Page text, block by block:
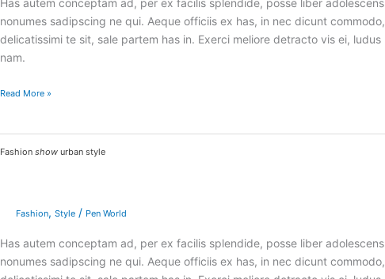
nonumes sadipscing ne qui. Aeque officiis ex has, in nec dicunt
delicatissimi te sit, sale partem has in. Exerci meliore detracto vis ei,
nam.
Read More »
Fashion show urban style
Fashion, Style / Pen World
Has autem conceptam ad, per ex facilis splendide, posse liber
nonumes sadipscing ne qui. Aeque officiis ex has, in nec dicunt